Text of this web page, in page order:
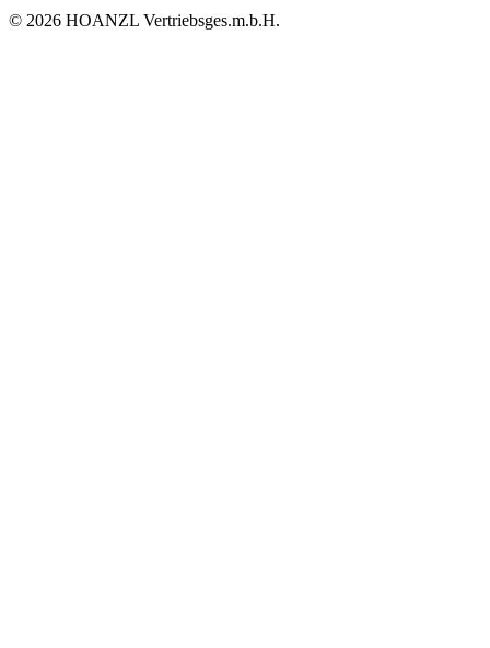
© 2026 HOANZL Vertriebsges.m.b.H.